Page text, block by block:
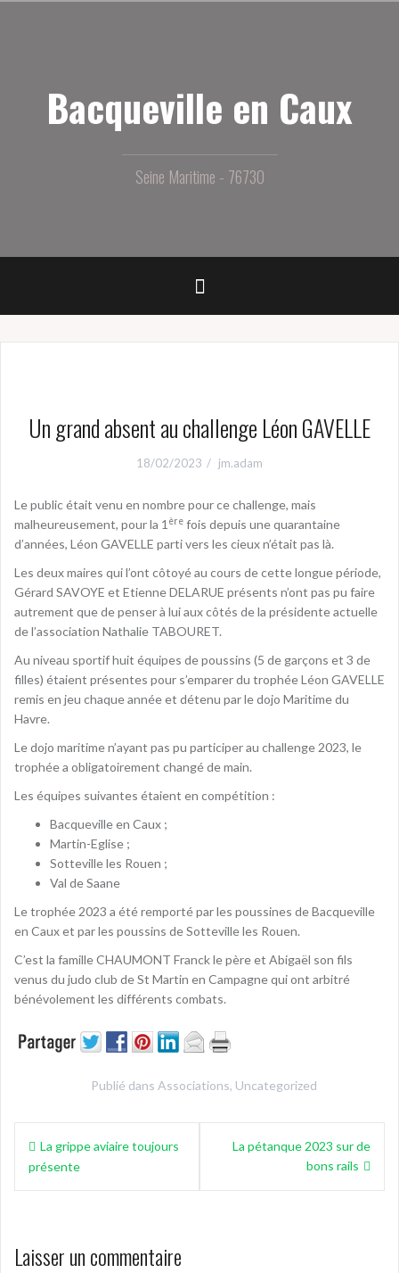
Bacqueville en Caux
Seine Maritime - 76730
Un grand absent au challenge Léon GAVELLE
18/02/2023 jm.adam
Le public était venu en nombre pour ce challenge, mais
malheureusement, pour la 1 ère fois depuis une quarantaine
d’années, Léon GAVELLE parti vers les cieux n’était pas là.
Les deux maires qui l’ont côtoyé au cours de cette longue période,
Gérard SAVOYE et Etienne DELARUE présents n’ont pas pu faire
autrement que de penser à lui aux côtés de la présidente actuelle
de l’association Nathalie TABOURET.
Au niveau sportif huit équipes de poussins (5 de garçons et 3 de
filles) étaient présentes pour s’emparer du trophée Léon GAVELLE
remis en jeu chaque année et détenu par le dojo Maritime du
Havre.
Le dojo maritime n’ayant pas pu participer au challenge 2023, le
trophée a obligatoirement changé de main.
Les équipes suivantes étaient en compétition :
Bacqueville en Caux ;
Martin-Eglise ;
Sotteville les Rouen ;
Val de Saane
Le trophée 2023 a été remporté par les poussines de Bacqueville
en Caux et par les poussins de Sotteville les Rouen.
C’est la famille CHAUMONT Franck le père et Abigaël son fils
venus du judo club de St Martin en Campagne qui ont arbitré
bénévolement les différents combats.
Publié dans Associations, Uncategorized
Navigation
de La grippe aviaire toujours
présente
La pétanque 2023 sur de
bons rails
Laisser un commentaire